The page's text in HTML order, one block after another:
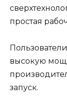
простая
высокую
запуск.